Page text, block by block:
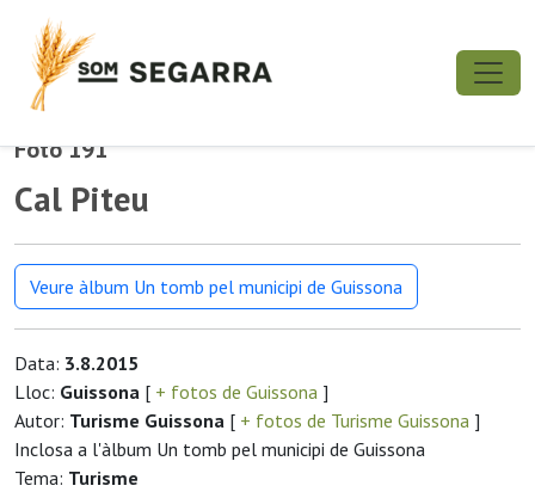
Foto 191
Cal Piteu
Veure àlbum Un tomb pel municipi de Guissona
Data: 3.8.2015
Lloc: Guissona [ + fotos de Guissona ]
Autor: Turisme Guissona [ + fotos de Turisme Guissona ]
Inclosa a l'àlbum Un tomb pel municipi de Guissona
Tema: Turisme